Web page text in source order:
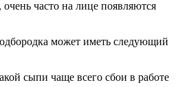
часто на лице появляются
может иметь следующий
сыпи чаще всего сбои в работе